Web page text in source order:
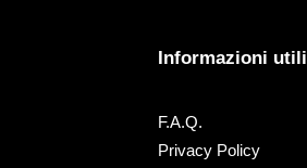
Informazioni utili
F.A.Q.
Privacy Policy